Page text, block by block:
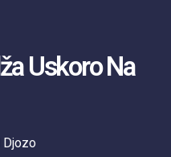
Uskoro Na
Djozo